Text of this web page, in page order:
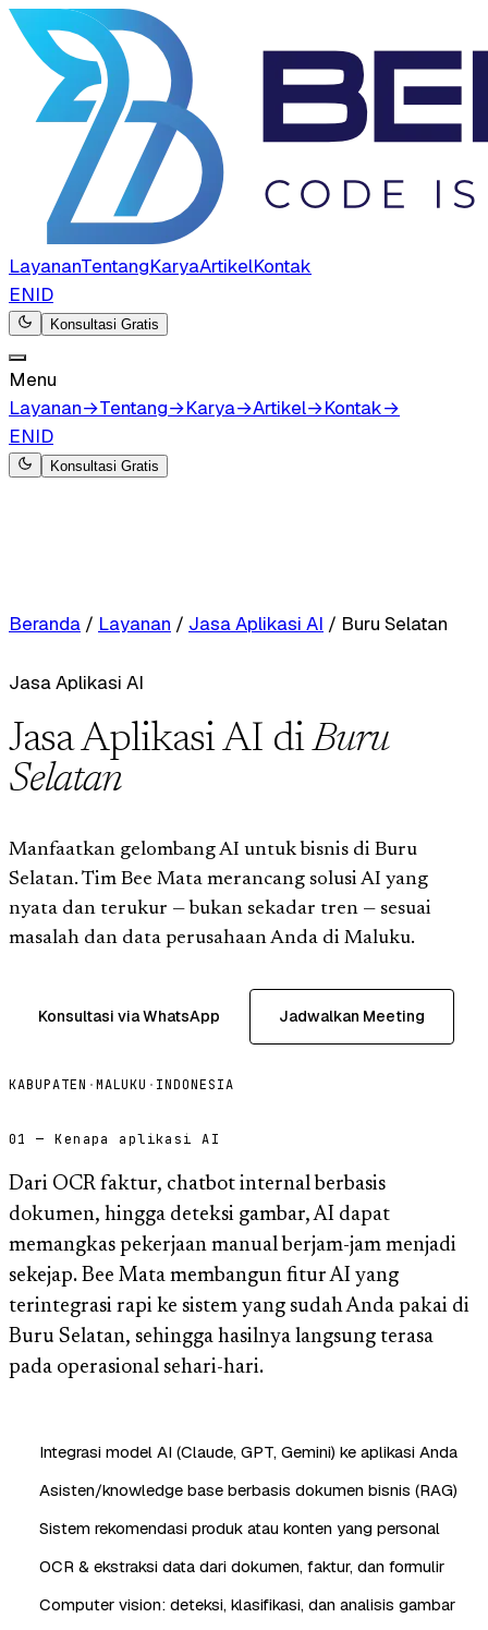
LayananTentangKaryaArtikelKontak
ENID
Konsultasi Gratis
Menu
Layanan→Tentang→Karya→Artikel→Kontak→
ENID
Konsultasi Gratis
Beranda / Layanan / Jasa Aplikasi AI / Buru Selatan
Jasa Aplikasi AI
Jasa Aplikasi AI diBuru
Selatan
Manfaatkan gelombang AI untuk bisnis di Buru
Selatan. Tim Bee Mata merancang solusi AI yang
nyata dan terukur — bukan sekadar tren — sesuai
masalah dan data perusahaan Anda di Maluku.
Konsultasi via WhatsApp Jadwalkan Meeting
KABUPATEN ·MALUKU · INDONESIA
01 — Kenapa aplikasi AI
Dari OCR faktur, chatbot internal berbasis
dokumen, hingga deteksi gambar, AI dapat
memangkas pekerjaan manual berjam-jam menjadi
sekejap. Bee Mata membangun fitur AI yang
terintegrasi rapi ke sistem yang sudah Anda pakai di
Buru Selatan, sehingga hasilnya langsung terasa
pada operasional sehari-hari.
Integrasi model AI (Claude, GPT, Gemini) ke aplikasi Anda
Asisten/knowledge base berbasis dokumen bisnis (RAG)
Sistem rekomendasi produk atau konten yang personal
OCR & ekstraksi data dari dokumen, faktur, dan formulir
Computer vision: deteksi, klasifikasi, dan analisis gambar